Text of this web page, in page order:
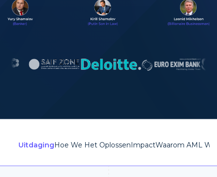
UitdagingHoe We Het OplossenImpactWaarom AML